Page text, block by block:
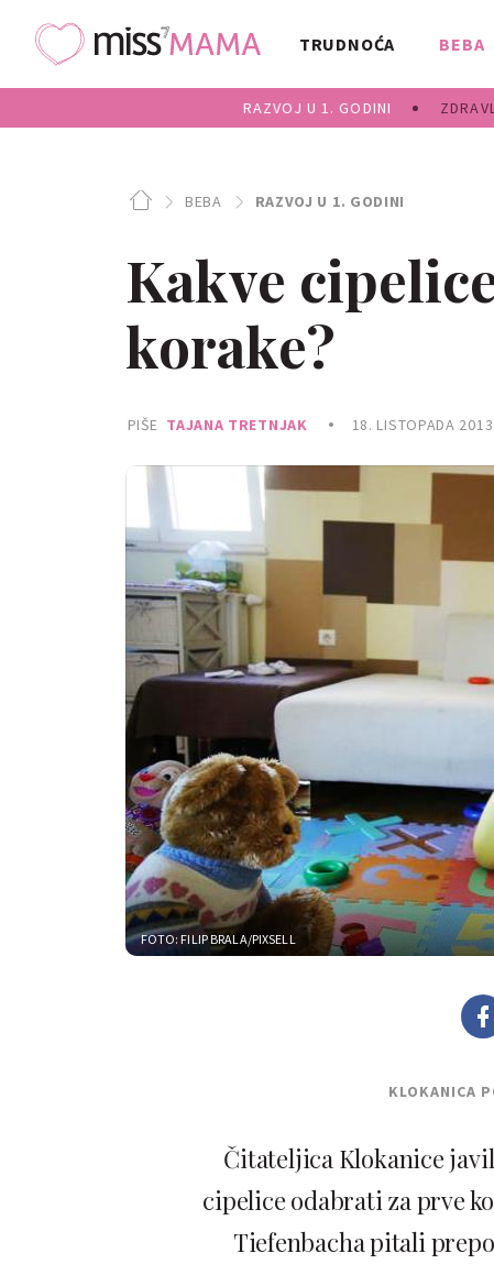
TRUDNOĆA BEBA
RAZVOJ U 1. GODINI
BEBA RAZVOJ U 1. GODINI
Kakve
korake?
PIŠE TAJANA TRETNJAK 18. LISTOPADA 2013.
FOTO: FILIP BRALA/PIXSELL
KLOKANICA
Čitateljica Klokanice
cipelice odabrati za prve
Tiefenbacha pitali